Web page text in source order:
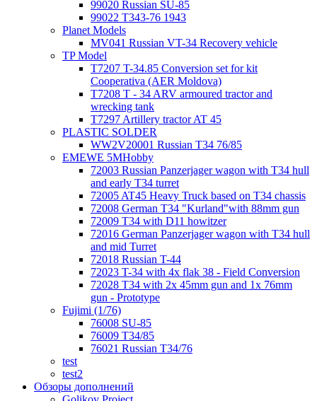
99020 Russian SU-85
99022 T343-76 1943
Planet Models
MV041 Russian VT-34 Recovery vehicle
TP Model
T7207 T-34.85 Conversion set for kit
Cooperativa (AER Moldova)
T7208 T - 34 ARV armoured tractor and
wrecking tank
T7297 Artillery tractor AT 45
PLASTIC SOLDER
WW2V20001 Russian T34 76/85
EMEWE 5MHobby
72003 Russian Panzerjager wagon with T34 hull
and early T34 turret
72005 AT45 Heavy Truck based on T34 chassis
72008 German T34 "Kurland"with 88mm gun
72009 T34 with D11 howitzer
72016 German Panzerjager wagon with T34 hull
and mid Turret
72018 Russian T-44
72023 T-34 with 4x flak 38 - Field Conversion
72028 T34 with 2x 45mm gun and 1x 76mm
gun - Prototype
Fujimi (1/76)
76008 SU-85
76009 T34/85
76021 Russian T34/76
test
test2
Обзоры дополнений